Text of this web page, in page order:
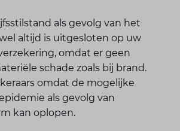
als gevolg van het
altijd is uitgesloten op uw
omdat er geen
schade zoals bij brand.
omdat de mogelijke
als gevolg van
kan oplopen.